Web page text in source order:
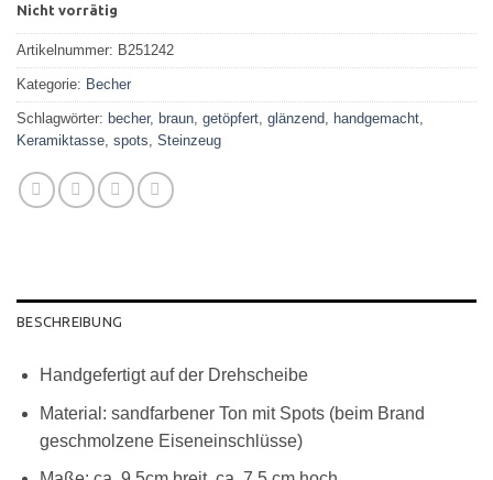
Nicht vorrätig
Artikelnummer: B251242
Kategorie: Becher
Schlagwörter: becher, braun getöpfert glänzend handgemacht
Keramiktasse spots Steinzeug
BESCHREIBUNG
Handgefertigt auf der Drehscheibe
Material: sandfarbener Ton mit Spots (beim Brand
geschmolzene Eiseneinschlüsse)